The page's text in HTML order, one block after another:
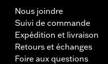
Nous joindre
Suivi de commande
Expédition et livraison
Retours et échanges
Foire aux questions